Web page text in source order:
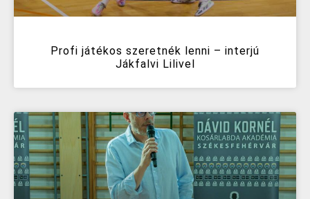
Profi játékos szeretnék lenni – interjú
Jákfalvi Lilivel